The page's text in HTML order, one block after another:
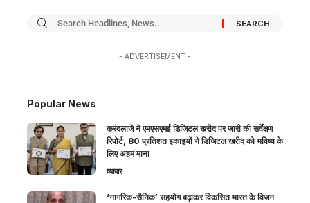
- ADVERTISEMENT -
Popular News
करंदलाजे ने एमएसएमई डिजिटल खरीद पर जारी की सर्वेक्षण
रिपोर्ट, 80 प्रतिशत इकाइयों ने डिजिटल खरीद को भविष्य के
लिए अहम माना
व्यापार
‘नागरिक-सैनिक’ सहयोग बढ़ाकर विकसित भारत के विजन